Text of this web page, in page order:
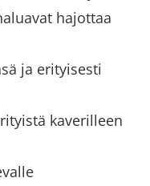
hajottaa
ja erityisesti
kaverilleen